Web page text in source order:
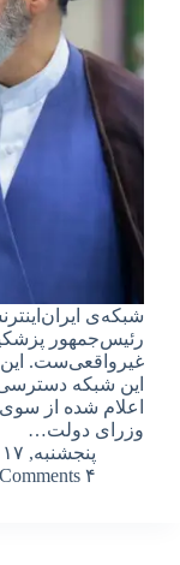
شبکه‌ی
رئیس‌جمهور
غیرواقعی‌ست.
این شبکه دسترسی
اعلام شده از
وزرای دولت…
پنجشنبه, ۱۷ اردیبهشت ۱۴۰۵ – ۲۲:۱۰
۴ Comments